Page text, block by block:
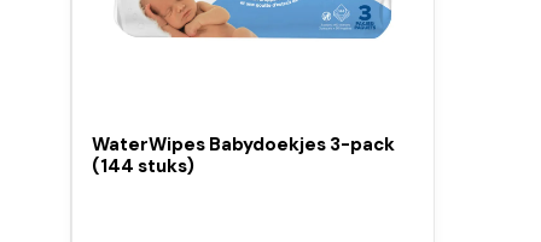
WaterWipes Babydoekjes 3-pack
(144 stuks)